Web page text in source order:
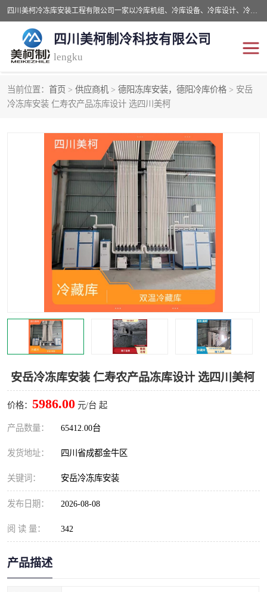
四川美柯冷冻库安装工程有限公司一家以冷库机组、冷库设备、冷库设计、冷冻库设备销售、冷库安装、冻库安装价格及技术服务为一体的综合企业，咨询热线：同等设备材料优惠10% 。公司各种类型安装组合式冷库、冷冻库、冷藏库、气调保鲜库、并提供成套设备供应、安装与调试、维护与维修、技术咨询、操作维修人员技术培训等
四川美柯制冷科技有限公司
lengku
当前位置： 首页 > 供应商机 > 德阳冻库安装，德阳冷库价格 > 安岳
冷冻库安装 仁寿农产品冻库设计 选四川美柯
安岳冷冻库安装 仁寿农产品冻库设计 选四川美柯
价格： 5986.00 元/台 起
产品数量： 65412.00台
发货地址： 四川省成都金牛区
关键词： 安岳冷冻库安装
发布日期： 2026-08-08
阅 读 量： 342
产品描述
冷库安装，冷库价格 四川冷库，四川冻库安装
成都冻库，成都冻库价格 绵阳冻库,绵阳保鲜冷库
德阳冻库安装，德阳冷库 广元冻库安装,广元冻库造
价
南充冻库设计,南充冻库安 遂宁冻库
资阳冻库，资阳冻库安装 泸州冻库，泸州冷库
乐山冻库,乐山保鲜冷库 自贡冻库组装
攀枝花冻库
烘干冷链 冻库安装，小型冻库造价
内江冷库，内江冻库 宜宾冷库，宜宾冻库设备